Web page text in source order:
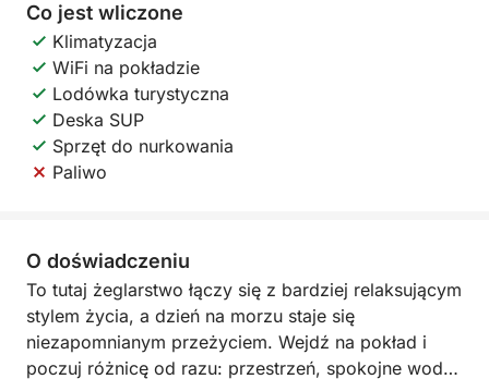
Co jest wliczone
Klimatyzacja
WiFi na pokładzie
Lodówka turystyczna
Deska SUP
Sprzęt do nurkowania
Paliwo
O doświadczeniu
To tutaj żeglarstwo łączy się z bardziej relaksującym
stylem życia, a dzień na morzu staje się
niezapomnianym przeżyciem. Wejdź na pokład i
poczuj różnicę od razu: przestrzeń, spokojne wody i